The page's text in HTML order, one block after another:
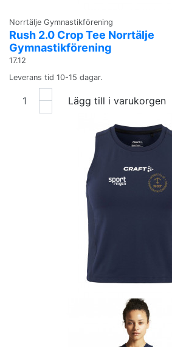
Norrtälje Gymnastikförening
Rush 2.0 Crop Tee Norrtälje
Gymnastikförening
17.12
Leverans tid 10-15 dagar.
Lägg till i varukorgen